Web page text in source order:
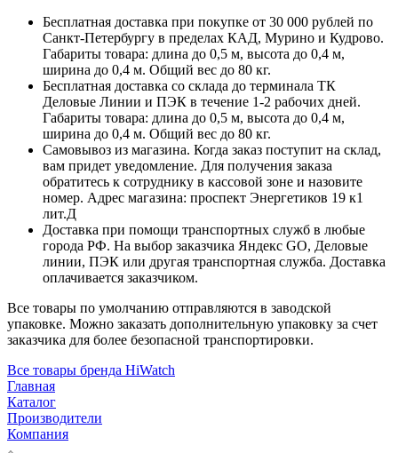
Бесплатная доставка при покупке от 30 000 рублей по
Санкт-Петербургу в пределах КАД, Мурино и Кудрово.
Габариты товара: длина до 0,5 м, высота до 0,4 м,
ширина до 0,4 м. Общий вес до 80 кг.
Бесплатная доставка со склада до терминала ТК
Деловые Линии и ПЭК в течение 1-2 рабочих дней.
Габариты товара: длина до 0,5 м, высота до 0,4 м,
ширина до 0,4 м. Общий вес до 80 кг.
Самовывоз из магазина. Когда заказ поступит на склад,
вам придет уведомление. Для получения заказа
обратитесь к сотруднику в кассовой зоне и назовите
номер. Адрес магазина: проспект Энергетиков 19 к1
лит.Д
Доставка при помощи транспортных служб в любые
города РФ. На выбор заказчика Яндекс GO, Деловые
линии, ПЭК или другая транспортная служба. Доставка
оплачивается заказчиком.
Все товары по умолчанию отправляются в заводской
упаковке. Можно заказать дополнительную упаковку за счет
заказчика для более безопасной транспортировки.
Все товары бренда HiWatch
Главная
Каталог
Производители
Компания